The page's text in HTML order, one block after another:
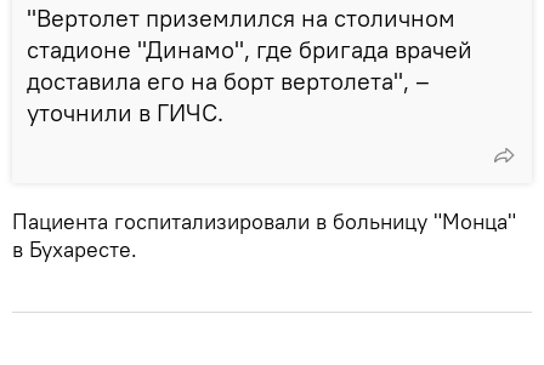
"Вертолет приземлился на столичном
стадионе "Динамо", где бригада врачей
доставила его на борт вертолета", –
уточнили в ГИЧС.
Пациента госпитализировали в больницу "Монца"
в Бухаресте.